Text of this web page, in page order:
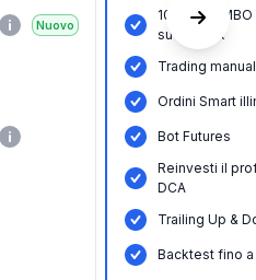
Nuovo
10 bot COMBO
su Evedex
Trading
Ordini Smart
Bot Futures
Reinvesti il
DCA
Trailing Up &
Вacktest fino a